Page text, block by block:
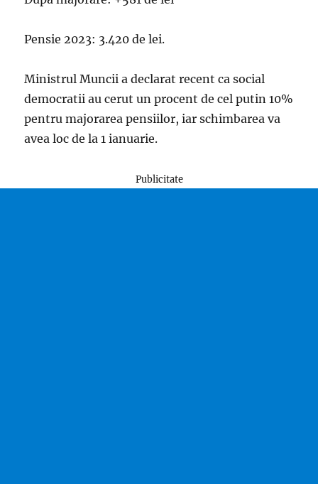
Pensie 2023: 3.420 de lei.
Ministrul Muncii a declarat recent ca social
democratii au cerut un procent de cel putin 10%
pentru majorarea pensiilor, iar schimbarea va
avea loc de la 1 ianuarie.
Publicitate